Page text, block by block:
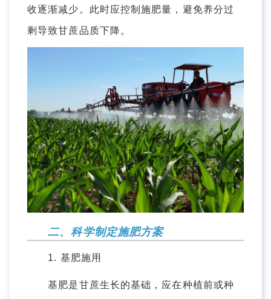
收逐渐减少。此时应控制施肥量，避免养分过
剩导致甘蔗品质下降。
二、科学制定施肥方案
1. 基肥施用
基肥是甘蔗生长的基础，应在种植前或种